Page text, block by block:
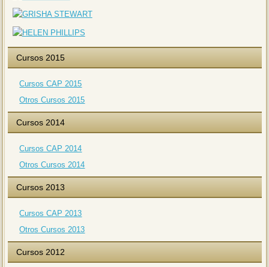
Cursos 2015
Cursos CAP 2015
Otros Cursos 2015
Cursos 2014
Cursos CAP 2014
Otros Cursos 2014
Cursos 2013
Cursos CAP 2013
Otros Cursos 2013
Cursos 2012